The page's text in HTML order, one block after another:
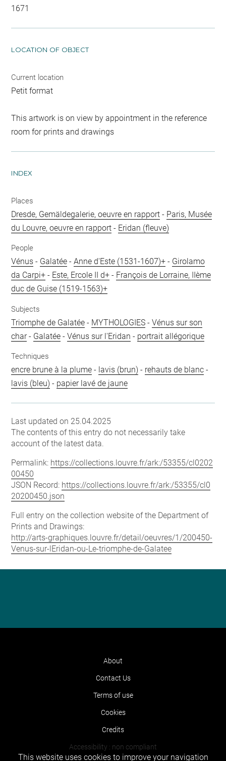
1671
LOCATION OF OBJECT
Current location
Petit format
This artwork is on view by appointment in the reference
room for prints and drawings
INDEX
Places
Dresde, Gemäldegalerie, oeuvre en rapport - Paris, Musée
du Louvre, oeuvre en rapport - Eridan (fleuve)
People
Vénus - Galatée -Anne d'Este (1531-1607)+ - Girolamo
da Carpi+ - Este, Ercole II d+ - François de Lorraine, IIème
duc de Guise (1519-1563)+
Subjects
Triomphe de Galatée - MYTHOLOGIES -Vénus sur son
char- Galatée -Vénus sur l'Eridan - portrait allégorique
Techniques
encre brune à la plume - lavis (brun) - rehauts de blanc -
lavis (bleu) - papier lavé de jaune
Last updated on 25.04.2025
The contents of this entry do not necessarily take
account of the latest data.
Permalink: https://collections.louvre.fr/ark:/53355/cl0202
00450
JSON Record: https://collections.louvre.fr/ark:/53355/cl0
20200450.json
Full entry on the collection website of the Department of
Prints and Drawings:
http://arts-graphiques.louvre.fr/detail/oeuvres/1/200450-
Venus-sur-lEridan-ou-Le-triomphe-de-Galatee
About
Contact Us
Terms of use
Cookies
Credits
Accessibility : non compliant
This website uses cookies to improve your navigation